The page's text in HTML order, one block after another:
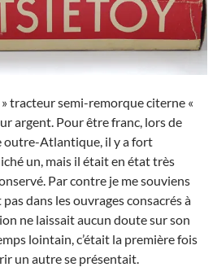
» tracteur semi-remorque citerne «
argent. Pour être franc, lors de
outre-Atlantique, il y a fort
un, mais il était en état très
Par contre je me souviens
pas dans les ouvrages consacrés à
ne laissait aucun doute sur son
lointain, c’était la première fois
un autre se présentait.